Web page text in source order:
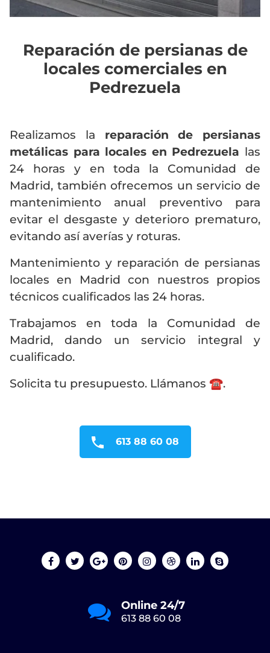
Reparación de persianas de
locales comerciales en
Pedrezuela
Realizamos la reparación de persianas
metálicas para locales en Pedrezuela las
24 horas y en toda la Comunidad de
Madrid, también ofrecemos un servicio de
mantenimiento anual preventivo para
evitar el desgaste y deterioro prematuro,
evitando así averías y roturas.
Mantenimiento y reparación de persianas
locales en Madrid con nuestros propios
técnicos cualificados las 24 horas.
Trabajamos en toda la Comunidad de
Madrid, dando un servicio integral y
cualificado.
Solicita tu presupuesto. Llámanos ☎️.
613 88 60 08
Online 24/7
613 88 60 08